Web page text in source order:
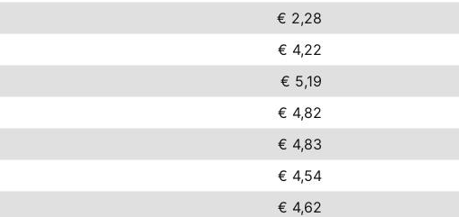
€ 2,28
€ 4,22
€ 5,19
€ 4,82
€ 4,83
€ 4,54
€ 4,62